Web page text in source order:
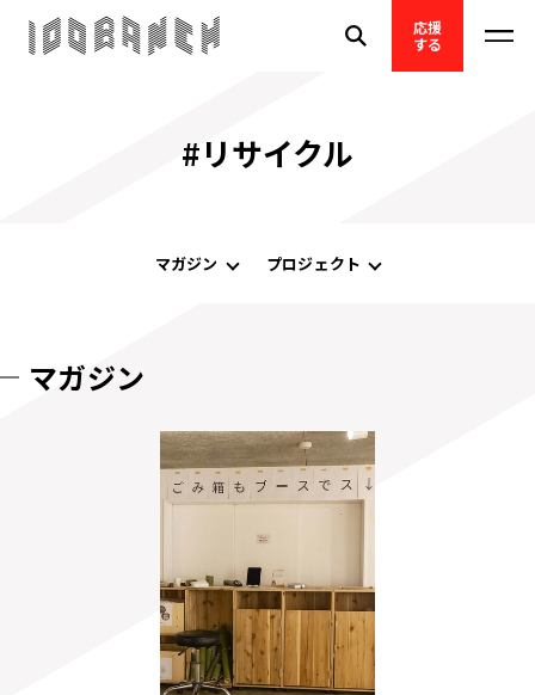
応援
する
#リサイクル
マガジン プロジェクト
マガジン